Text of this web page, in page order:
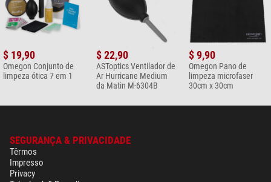
$ 19,90
Omegon Conjunto de
limpeza ótica 7 em 1
$ 22,90
ASToptics Ventilador de
Ar Hurricane Medium
da Matin M-6304B
$ 9,90
Omegon Pano de
limpeza microfaser
30cm x 30cm
SEGURANÇA & PRIVACIDADE
Têrmos
Impresso
Privacy